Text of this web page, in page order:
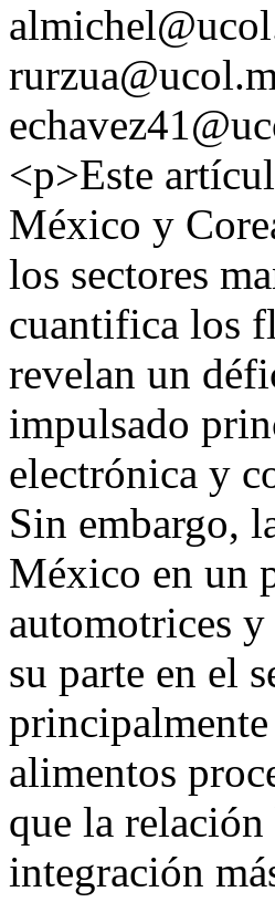
<p>Este
México y
los sectores
cuantifica los
revelan un
impulsado
electrónica y
Sin embargo,
México en un
automotrices
su parte en el
alimentos
que la
integración